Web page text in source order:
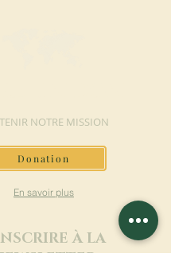
NOTRE MISSION
Donation
En savoir plus
À LA